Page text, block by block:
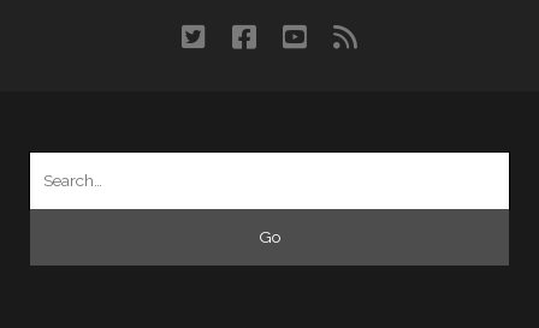
twitterfacebook
youtube
rss